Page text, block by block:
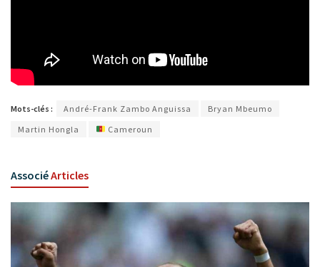
Mots-clés : André-Frank Zambo Anguissa
Bryan Mbeumo
Martin Hongla
Cameroun
AssociéArticles